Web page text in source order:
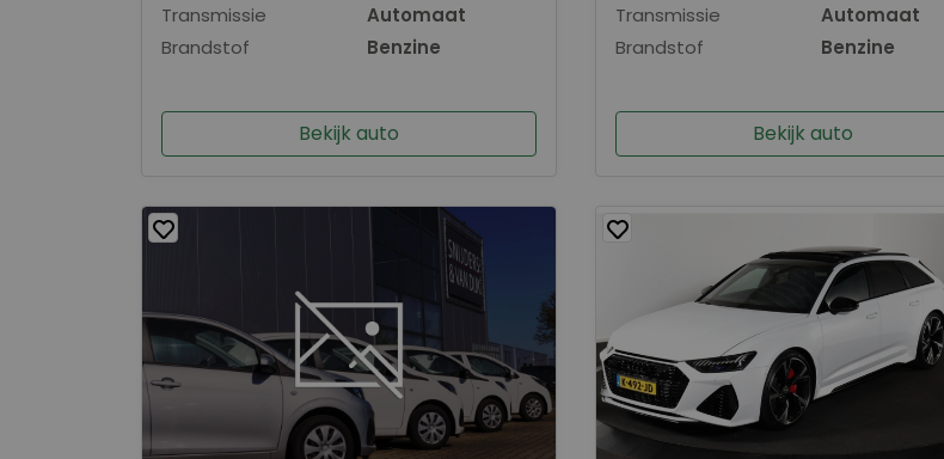
Transmissie
Automaat
Brandstof
Benzine
Bekijk auto
Transmissie
Automaat
Brandstof
Benzine
Bekijk auto